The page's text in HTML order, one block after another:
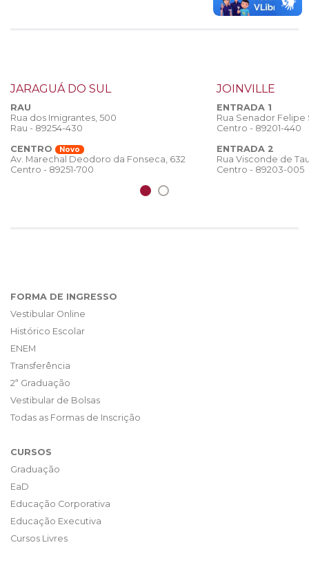
JARAGUÁ DO SUL
RAU
Rua dos Imigrantes, 500
Rau - 89254-430
CENTRO
Novo
Av. Marechal Deodoro da Fonseca, 632
Centro - 89251-700
JOINVILLE
ENTRADA 1
Rua Senador
Centro - 89201-440
ENTRADA 2
Rua Visconde de
Centro - 89203-005
FORMA DE INGRESSO
Vestibular Online
Histórico Escolar
ENEM
Transferência
2ª Graduação
Vestibular de Bolsas
Todas as Formas de Inscrição
CURSOS
Graduação
EaD
Educação Corporativa
Educação Executiva
Cursos Livres